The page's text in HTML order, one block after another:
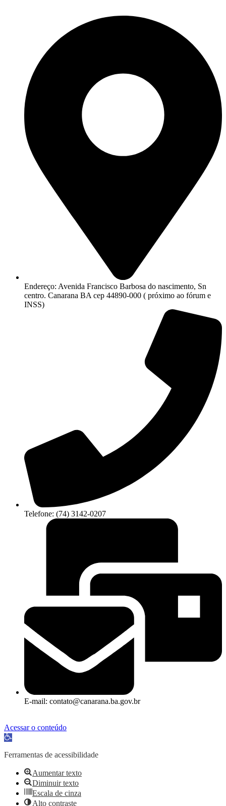
Endereço: Avenida Francisco Barbosa do nascimento, Sn
centro. Canarana BA cep 44890-000 ( próximo ao fórum e
INSS)
Telefone: (74) 3142-0207
E-mail: contato@canarana.ba.gov.br
Acessar o conteúdo
Abrir a barra de ferramentas
Ferramentas de acessibilidade
Aumentar texto
Diminuir texto
Escala de cinza
Alto contraste